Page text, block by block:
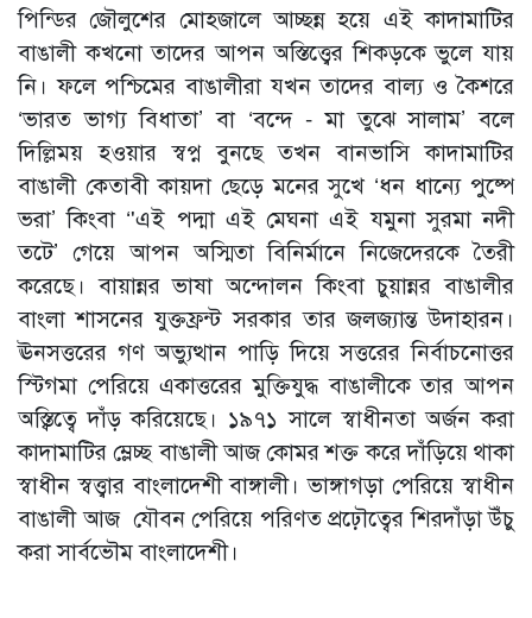
পিন্ডির জৌলুশের মোহজালে আচ্ছন্ন হয়ে এই কাদামাটির
বাঙালী কখনো তাদের আপন অস্তিত্ত্বের শিকড়কে ভুলে যায়
নি। ফলে পশ্চিমের বাঙালীরা যখন তাদের বাল্য ও কৈশরে
‘ভারত ভাগ্য বিধাতা’ বা ‘বন্দে - মা তুঝে সালাম’ বলে
দিল্লিময় হওয়ার স্বপ্ন বুনছে তখন বানভাসি কাদামাটির
বাঙালী কেতাবী কায়দা ছেড়ে মনের সুখে ‘ধন ধান্যে পুষ্পে
ভরা’ কিংবা ‘'এই পদ্মা এই মেঘনা এই যমুনা সুরমা নদী
তটে’ গেয়ে আপন অস্মিতা বিনির্মানে নিজেদেরকে তৈরী
করেছে। বায়ান্নর ভাষা অন্দোলন কিংবা চুয়ান্নর বাঙালীর
বাংলা শাসনের যুক্তফ্রন্ট সরকার তার জলজ্যান্ত উদাহারন।
ঊনসত্তরের গণ অভ্যুত্থান পাড়ি দিয়ে সত্তরের নির্বাচনোত্তর
স্টিগমা পেরিয়ে একাত্তরের মুক্তিযুদ্ধ বাঙালীকে তার আপন
অস্ত্বিত্বে দাঁড় করিয়েছে। ১৯৭১ সালে স্বাধীনতা অর্জন করা
কাদামাটির ম্লেচ্ছ বাঙালী আজ কোমর শক্ত করে দাঁড়িয়ে থাকা
স্বাধীন স্বত্ত্বার বাংলাদেশী বাঙ্গালী। ভাঙ্গাগড়া পেরিয়ে স্বাধীন
বাঙালী আজ যৌবন পেরিয়ে পরিণত প্রঢ়ৌত্বের শিরদাঁড়া উঁচু
করা সার্বভৌম বাংলাদেশী।